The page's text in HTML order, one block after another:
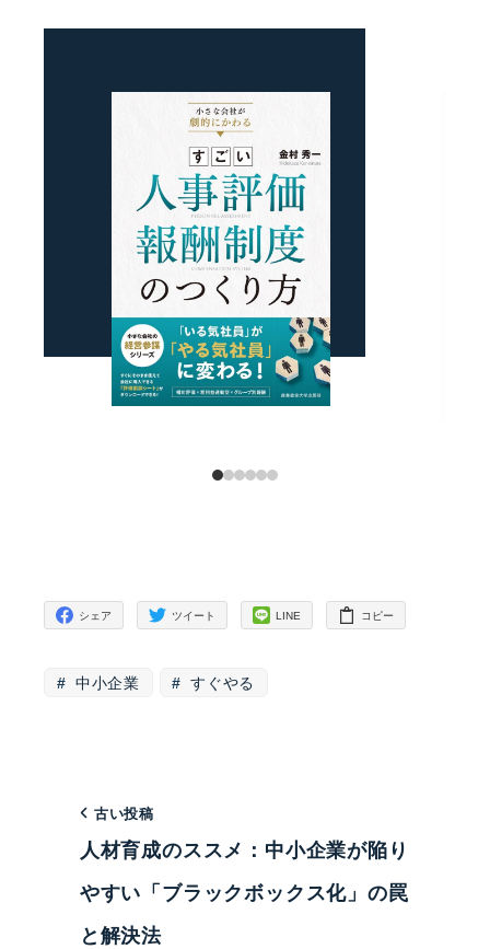
シェア ツイート LINE コピー
中小企業 すぐやる
古い投稿
人材育成のススメ：中小企業が陥り
やすい「ブラックボックス化」の罠
と解決法